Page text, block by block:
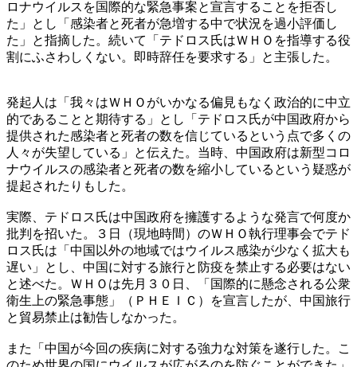
ロナウイルスを国際的な緊急事案と宣言することを拒否し
た」とし「感染者と死者が急増する中で状況を過小評価し
た」と指摘した。続いて「テドロス氏はＷＨＯを指導する役
割にふさわしくない。即時辞任を要求する」と主張した。
発起人は「我々はＷＨＯがいかなる偏見もなく政治的に中立
的であることと期待する」とし「テドロス氏が中国政府から
提供された感染者と死者の数を信じているという点で多くの
人々が失望している」と伝えた。当時、中国政府は新型コロ
ナウイルスの感染者と死者の数を縮小しているという疑惑が
提起されたりもした。
実際、テドロス氏は中国政府を擁護するような発言で何度か
批判を招いた。３日（現地時間）のＷＨＯ執行理事会でテド
ロス氏は「中国以外の地域ではウイルス感染が少なく拡大も
遅い」とし、中国に対する旅行と防疫を禁止する必要はない
と述べた。ＷＨＯは先月３０日、「国際的に懸念される公衆
衛生上の緊急事態」（ＰＨＥＩＣ）を宣言したが、中国旅行
と貿易禁止は勧告しなかった。
また「中国が今回の疾病に対する強力な対策を遂行した。こ